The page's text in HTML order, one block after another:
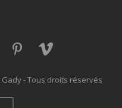
- Tous droits réservés